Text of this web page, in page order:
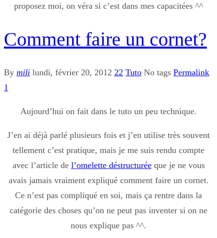
proposez moi, on véra si c’est dans mes capacitées ^^
Comment faire un cornet?
By mili lundi, février 20, 2012 22 Tuto No tags Permalink
1
Aujourd’hui on fait dans le tuto un peu technique.
J’en ai déjà parlé plusieurs fois et j’en utilise très souvent
tellement c’est pratique, mais je me suis rendu compte
avec l’article de l’omelette déstructuréeque je ne vous
avais jamais vraiment expliqué comment faire un cornet.
Ce n’est pas compliqué en soi, mais ça rentre dans la
catégorie des choses qu’on ne peut pas inventer si on ne
nous explique pas ^^.